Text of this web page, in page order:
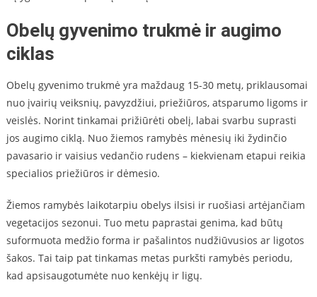
Obelų gyvenimo trukmė ir augimo
ciklas
Obelų gyvenimo trukmė yra maždaug 15-30 metų, priklausomai
nuo įvairių veiksnių, pavyzdžiui, priežiūros, atsparumo ligoms ir
veislės. Norint tinkamai prižiūrėti obelį, labai svarbu suprasti
jos augimo ciklą. Nuo žiemos ramybės mėnesių iki žydinčio
pavasario ir vaisius vedančio rudens – kiekvienam etapui reikia
specialios priežiūros ir dėmesio.
Žiemos ramybės laikotarpiu obelys ilsisi ir ruošiasi artėjančiam
vegetacijos sezonui. Tuo metu paprastai genima, kad būtų
suformuota medžio forma ir pašalintos nudžiūvusios ar ligotos
šakos. Tai taip pat tinkamas metas purkšti ramybės periodu,
kad apsisaugotumėte nuo kenkėjų ir ligų.